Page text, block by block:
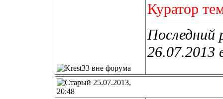
Куратор
Последний
26.07.2013
25.07.2013,
20:48